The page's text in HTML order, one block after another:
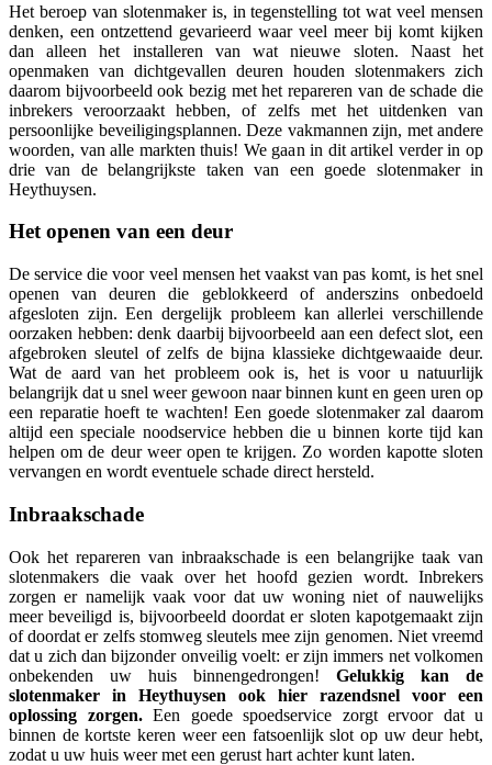
Het beroep van slotenmaker is, in tegenstelling tot wat veel mensen
denken, een ontzettend gevarieerd waar veel meer bij komt kijken
dan alleen het installeren van wat nieuwe sloten. Naast het
openmaken van dichtgevallen deuren houden slotenmakers zich
daarom bijvoorbeeld ook bezig met het repareren van de schade die
inbrekers veroorzaakt hebben, of zelfs met het uitdenken van
persoonlijke beveiligingsplannen. Deze vakmannen zijn, met andere
woorden, van alle markten thuis! We gaan in dit artikel verder in op
drie van de belangrijkste taken van een goede slotenmaker in
Heythuysen.
Het openen van een deur
De service die voor veel mensen het vaakst van pas komt, is het snel
openen van deuren die geblokkeerd of anderszins onbedoeld
afgesloten zijn. Een dergelijk probleem kan allerlei verschillende
oorzaken hebben: denk daarbij bijvoorbeeld aan een defect slot, een
afgebroken sleutel of zelfs de bijna klassieke dichtgewaaide deur.
Wat de aard van het probleem ook is, het is voor u natuurlijk
belangrijk dat u snel weer gewoon naar binnen kunt en geen uren op
een reparatie hoeft te wachten! Een goede slotenmaker zal daarom
altijd een speciale noodservice hebben die u binnen korte tijd kan
helpen om de deur weer open te krijgen. Zo worden kapotte sloten
vervangen en wordt eventuele schade direct hersteld.
Inbraakschade
Ook het repareren van inbraakschade is een belangrijke taak van
slotenmakers die vaak over het hoofd gezien wordt. Inbrekers
zorgen er namelijk vaak voor dat uw woning niet of nauwelijks
meer beveiligd is, bijvoorbeeld doordat er sloten kapotgemaakt zijn
of doordat er zelfs stomweg sleutels mee zijn genomen. Niet vreemd
dat u zich dan bijzonder onveilig voelt: er zijn immers net volkomen
onbekenden uw huis binnengedrongen! Gelukkig kan de
slotenmaker in Heythuysen ook hier razendsnel voor een
oplossing zorgen.Een goede spoedservice zorgt ervoor dat u
binnen de kortste keren weer een fatsoenlijk slot op uw deur hebt,
zodat u uw huis weer met een gerust hart achter kunt laten.